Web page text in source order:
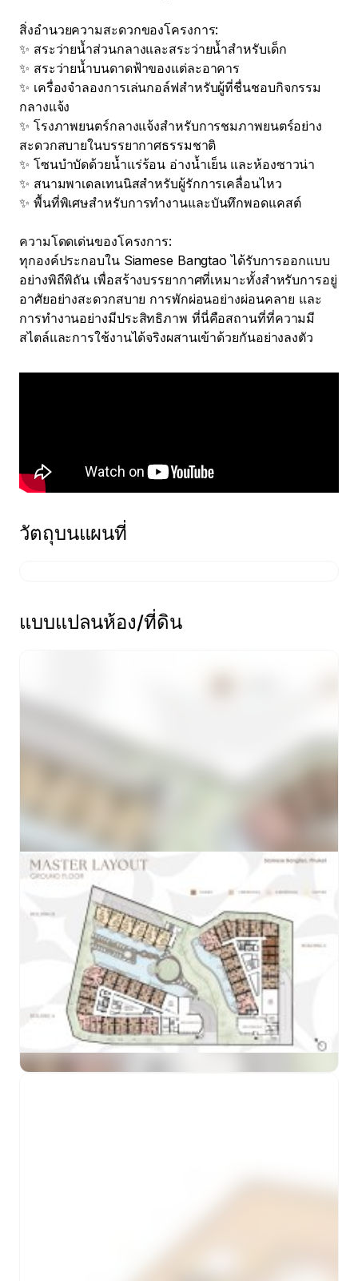
สิ่งอำนวยความสะดวกของโครงการ:
✨ สระว่ายน้ำส่วนกลางและสระว่ายน้ำสำหรับเด็ก
✨ สระว่ายน้ำบนดาดฟ้าของแต่ละอาคาร
✨ เครื่องจำลองการเล่นกอล์ฟสำหรับผู้ที่ชื่นชอบกิจกรรม
กลางแจ้ง
✨ โรงภาพยนตร์กลางแจ้งสำหรับการชมภาพยนตร์อย่าง
สะดวกสบายในบรรยากาศธรรมชาติ
✨ โซนบำบัดด้วยน้ำแร่ร้อน อ่างน้ำเย็น และห้องซาวน่า
✨ สนามพาเดลเทนนิสสำหรับผู้รักการเคลื่อนไหว
✨ พื้นที่พิเศษสำหรับการทำงานและบันทึกพอดแคสต์
ความโดดเด่นของโครงการ:
ทุกองค์ประกอบใน Siamese Bangtao ได้รับการออกแบบ
อย่างพิถีพิถัน เพื่อสร้างบรรยากาศที่เหมาะทั้งสำหรับการอยู่
อาศัยอย่างสะดวกสบาย การพักผ่อนอย่างผ่อนคลาย และ
การทำงานอย่างมีประสิทธิภาพ ที่นี่คือสถานที่ที่ความมี
สไตล์และการใช้งานได้จริงผสานเข้าด้วยกันอย่างลงตัว
วัตถุบนแผนที่
แบบแปลนห้อง/ที่ดิน
ดูตัวอย่าง